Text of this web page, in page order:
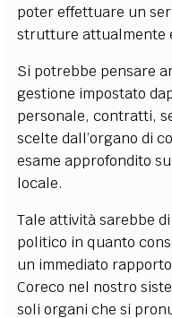
poter effettuare un
strutture attualmente
Si potrebbe pensare
gestione impostato
personale, contratti,
scelte dall’organo di
esame approfondito
locale.
Tale attività sarebbe
politico in quanto
un immediato
Coreco nel nostro
soli organi che si